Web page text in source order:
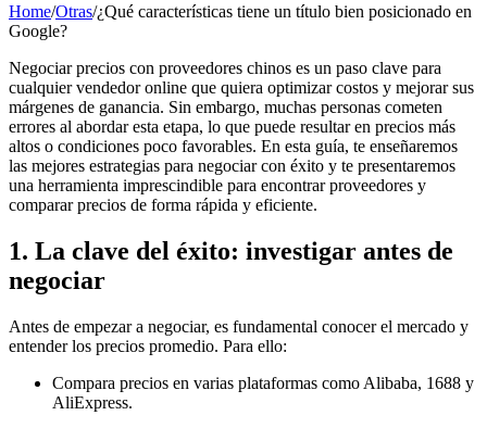
Home/Otras/¿Qué características tiene un título bien posicionado en
Google?
Negociar precios con proveedores chinos es un paso clave para
cualquier vendedor online que quiera optimizar costos y mejorar sus
márgenes de ganancia. Sin embargo, muchas personas cometen
errores al abordar esta etapa, lo que puede resultar en precios más
altos o condiciones poco favorables. En esta guía, te enseñaremos
las mejores estrategias para negociar con éxito y te presentaremos
una herramienta imprescindible para encontrar proveedores y
comparar precios de forma rápida y eficiente.
1. La clave del éxito: investigar antes de
negociar
Antes de empezar a negociar, es fundamental conocer el mercado y
entender los precios promedio. Para ello:
Compara precios en varias plataformas como Alibaba, 1688 y
AliExpress.